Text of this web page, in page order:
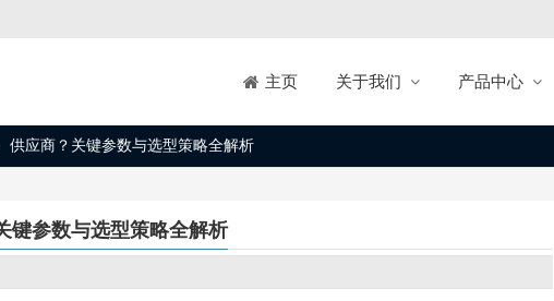
主页 关于我们 产品中心
供应商？关键参数与选型策略全解析
键参数与选型策略全解析